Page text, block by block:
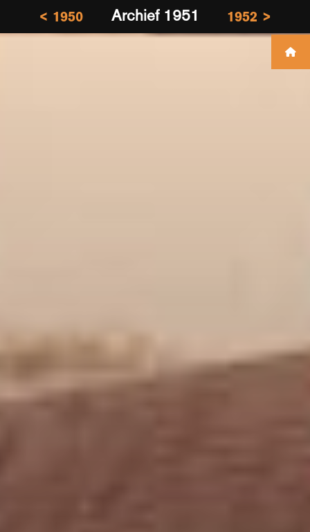
< 1950 Archief 1951 1952 >